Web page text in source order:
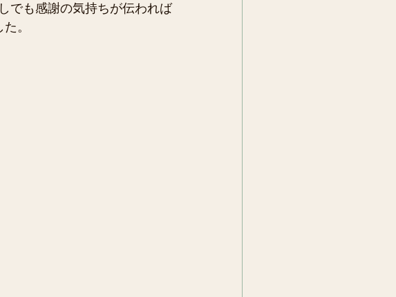
でも感謝の気持ちが伝われば
。